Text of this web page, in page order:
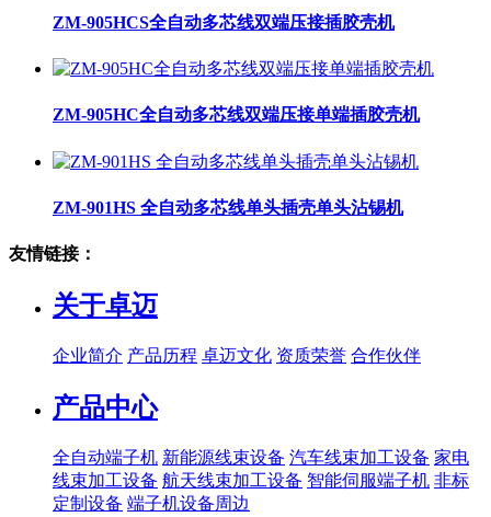
ZM-905HCS全自动多芯线双端压接插胶壳机
ZM-905HC全自动多芯线双端压接单端插胶壳机
ZM-901HS 全自动多芯线单头插壳单头沾锡机
友情链接：
关于卓迈
企业简介 产品历程 卓迈文化 资质荣誉 合作伙伴
产品中心
全自动端子机 新能源线束设备 汽车线束加工设备 家电
线束加工设备 航天线束加工设备 智能伺服端子机 非标
定制设备 端子机设备周边